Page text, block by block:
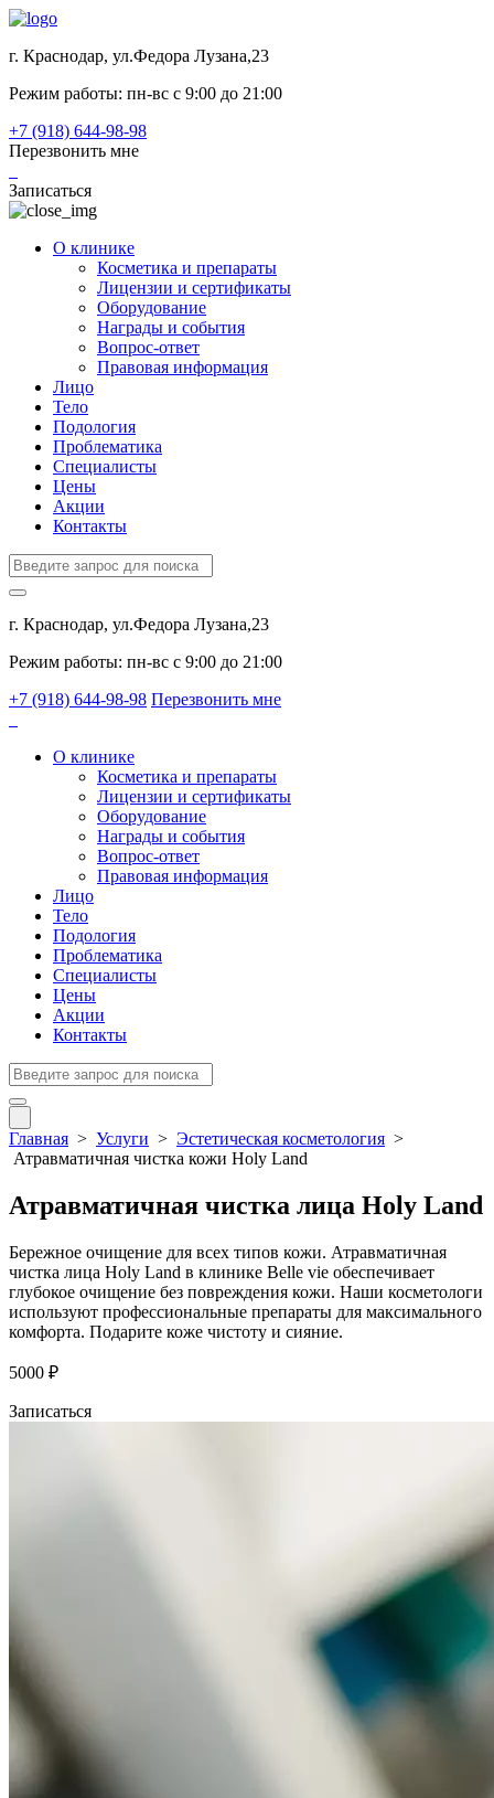
г. Краснодар, ул.Федора Лузана,23
Режим работы: пн-вс c 9:00 до 21:00
+7 (918) 644-98-98
Перезвонить мне
Записаться
О клинике
Косметика и препараты
Лицензии и сертификаты
Оборудование
Награды и события
Вопрос-ответ
Правовая информация
Лицо
Тело
Подология
Проблематика
Специалисты
Цены
Акции
Контакты
г. Краснодар, ул.Федора Лузана,23
Режим работы: пн-вс c 9:00 до 21:00
+7 (918) 644-98-98 Перезвонить мне
О клинике
Косметика и препараты
Лицензии и сертификаты
Оборудование
Награды и события
Вопрос-ответ
Правовая информация
Лицо
Тело
Подология
Проблематика
Специалисты
Цены
Акции
Контакты
Главная > Услуги > Эстетическая косметология >
Атравматичная чистка кожи Holy Land
Атравматичная чистка лица Holy Land
Бережное очищение для всех типов кожи. Атравматичная
чистка лица Holy Land в клинике Belle vie обеспечивает
глубокое очищение без повреждения кожи. Наши косметологи
используют профессиональные препараты для максимального
комфорта. Подарите коже чистоту и сияние.
5000 ₽
Записаться